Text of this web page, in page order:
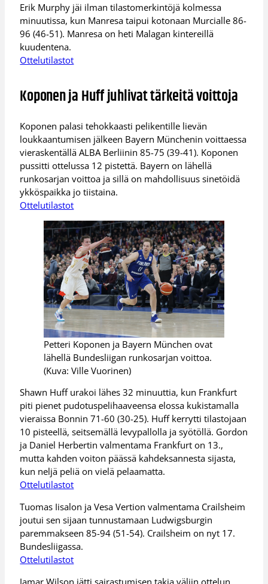
Erik Murphy jäi ilman tilastomerkintöjä kolmessa
minuutissa, kun Manresa taipui kotonaan Murcialle 86-
96 (46-51). Manresa on heti Malagan kintereillä
kuudentena.
Ottelutilastot
Koponen ja Huff juhlivat tärkeitä voittoja
Koponen palasi tehokkaasti pelikentille lievän
loukkaantumisen jälkeen Bayern Münchenin voittaessa
vieraskentällä ALBA Berliinin 85-75 (39-41). Koponen
pussitti ottelussa 12 pistettä. Bayern on lähellä
runkosarjan voittoa ja sillä on mahdollisuus sinetöidä
ykköspaikka jo tiistaina.
Ottelutilastot
Petteri Koponen ja Bayern München ovat
lähellä Bundesliigan runkosarjan voittoa.
(Kuva: Ville Vuorinen)
Shawn Huff urakoi lähes 32 minuuttia, kun Frankfurt
piti pienet pudotuspelihaaveensa elossa kukistamalla
vieraissa Bonnin 71-60 (30-25). Huff kerrytti tilastojaan
10 pisteellä, seitsemällä levypallolla ja syötöllä. Gordon
ja Daniel Herbertin valmentama Frankfurt on 13.,
mutta kahden voiton päässä kahdeksannesta sijasta,
kun neljä peliä on vielä pelaamatta.
Ottelutilastot
Tuomas Iisalon ja Vesa Vertion valmentama Crailsheim
joutui sen sijaan tunnustamaan Ludwigsburgin
paremmakseen 85-94 (51-54). Crailsheim on nyt 17.
Bundesliigassa.
Ottelutilastot
Jamar Wilson jätti sairastumisen takia väliin ottelun